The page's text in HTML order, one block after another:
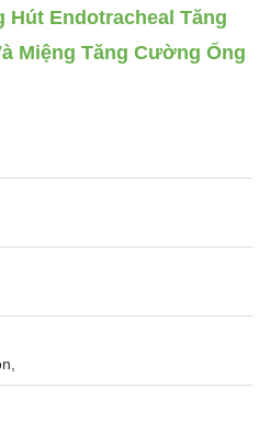
Hút Endotracheal Tăng
Miệng Tăng Cường Ống